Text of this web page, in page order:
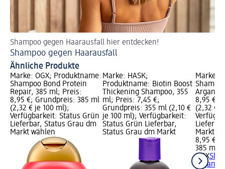
Shampoo gegen Haarausfall hier entdecken!
Shampoo gegen Haarausfall
Ähnliche Produkte
Marke: OGX; Produktname:
Shampoo Bond Protein
Repair, 385 ml; Preis:
8,95 €; Grundpreis: 385 ml
(2,32 € je 100 ml);
Verfügbarkeit: Status Grün
Lieferbar, Status Grau dm
Markt wählen
Marke: HASK;
Produktname: Biotin Boost
Thickening Shampoo, 355
ml; Preis: 7,45 €;
Grundpreis: 355 ml (2,10 €
je 100 ml); Verfügbarkeit:
Status Grün Lieferbar,
Status Grau dm Markt
Marke:
Argan
8,95 €;
(2,32 €
Markt
8,95 €
385 ml
OGX
Argan